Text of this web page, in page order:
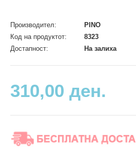
Производител:
PINO
Код на продуктот:
8323
Достапност:
На залиха
310,00 ден.